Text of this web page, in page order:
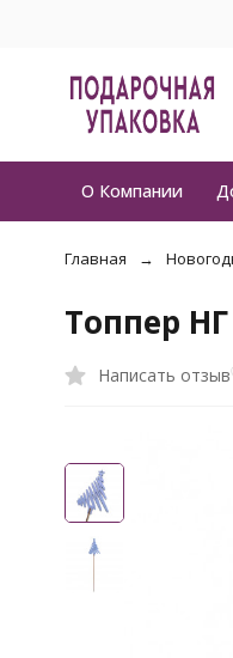
О Компании
Главная
Топпер
Написать отзыв